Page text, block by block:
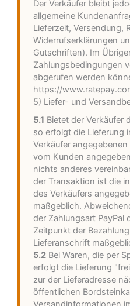
Der Verkäufer bleibt
allgemeine
Lieferzeit, Versendung,
Widerrufserklärungen
Gutschriften). Im
Zahlungsbedingungen
abgerufen werden
https://
5) Liefer- und
5.1 Bietet der Verkäufer
so erfolgt die Lieferung
Verkäufer
vom Kunden
nichts anderes
der Transaktion ist die
des Verkäufers
maßgeblich.
der Zahlungsart PayPal
Zeitpunkt der
Lieferanschrift
5.2 Bei Waren, die per
erfolgt die Lieferung
zur der Lieferadresse
öffentlichen